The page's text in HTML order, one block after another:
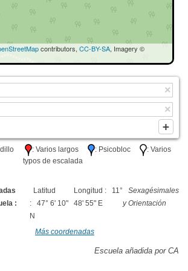
contributors, CC-BY-SA, Imagery ©
: Varios largos : Psicobloc
: Varios
typos de escalada
:
Latitud
: 47° 6' 10"
N
Longitud : 11°
48' 55" E
Sexagésimales
y Orientación
Más coordenadas
Escuela añadida por CA